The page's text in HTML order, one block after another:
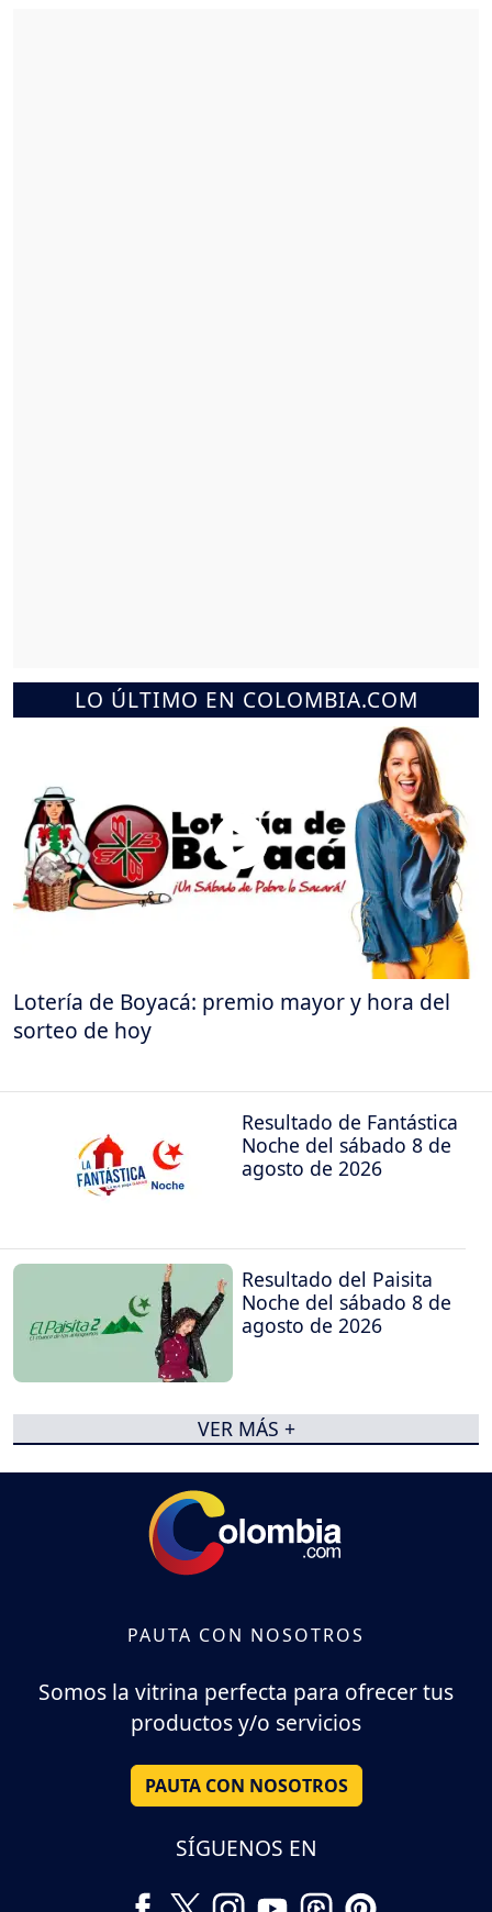
LO ÚLTIMO EN COLOMBIA.COM
Lotería de Boyacá: premio mayor y hora del
sorteo de hoy
Resultado de Fantástica
Noche del sábado 8 de
agosto de 2026
Resultado del Paisita
Noche del sábado 8 de
agosto de 2026
VER MÁS +
PAUTA CON NOSOTROS
Somos la vitrina perfecta para ofrecer tus
productos y/o servicios
PAUTA CON NOSOTROS
SÍGUENOS EN